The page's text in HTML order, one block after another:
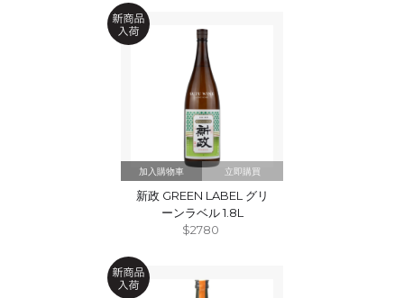
立即購買
新政 GREEN LABEL グリ
ーンラベル 1.8L
$2780